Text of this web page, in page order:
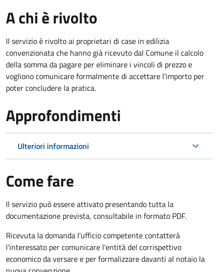
A chi è rivolto
Il servizio è rivolto ai proprietari di case in edilizia
convenzionata che hanno già ricevuto dal Comune il calcolo
della somma da pagare per eliminare i vincoli di prezzo e
vogliono comunicare formalmente di accettare l'importo per
poter concludere la pratica.
Approfondimenti
Ulteriori informazioni
Come fare
Il servizio può essere attivato presentando tutta la
documentazione prevista, consultabile in formato PDF.
Ricevuta la domanda l'ufficio competente contatterà
l'interessato per comunicare l'entità del corrispettivo
economico da versare e per formalizzare davanti al notaio la